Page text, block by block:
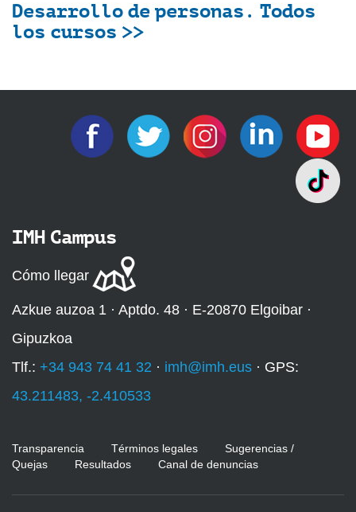
Desarrollo de personas. Todos
los cursos >>
IMH Campus
Cómo llegar
Azkue auzoa 1 · Aptdo. 48 · E-20870 Elgoibar ·
Gipuzkoa
Tlf.: +34 943 74 41 32 · imh@imh.eus · GPS:
43.211483, -2.410533
Transparencia Términos legales
Sugerencias /
Quejas
Resultados Canal de denuncias